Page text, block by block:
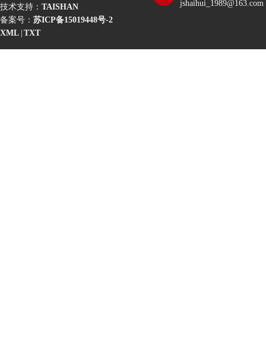
技术支持： TAISHAN
备案号： 苏ICP备15019448号-2
XML TXT
jshaihui_1989@163.com